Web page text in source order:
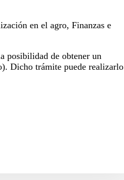
en el agro, Finanzas e
posibilidad de obtener un
Dicho trámite puede realizarlo